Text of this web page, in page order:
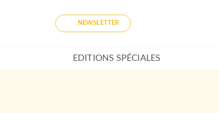
NEWSLETTER
EDITIONS SPÉCIALES